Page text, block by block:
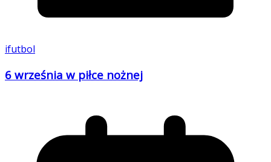
ifutbol
6 września w piłce nożnej